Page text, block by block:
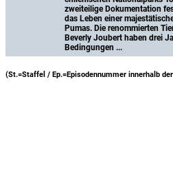
zweiteilige Dokumentation
das Leben einer
Pumas. Die renommierten
Beverly Joubert haben drei
Bedingungen ...
(St.=Staffel / Ep.=Episodennummer innerhalb